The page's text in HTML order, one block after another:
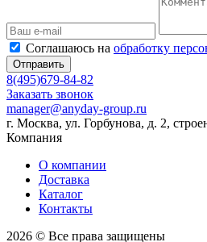
Соглашаюсь на обработку
Отправить
8(495)679-84-82
Заказать звонок
manager@anyday-group.ru
г. Москва, ул. Горбунова, д. 2,
Компания
О компании
Доставка
Каталог
Контакты
2026 © Все права защищены